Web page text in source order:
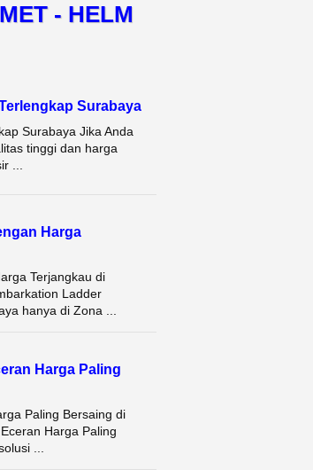
- HELM
Surabaya
Surabaya Jika Anda
tinggi dan harga
...
Harga
Terjangkau di
Ladder
hanya di Zona ...
Harga Paling
Paling Bersaing di
Harga Paling
...